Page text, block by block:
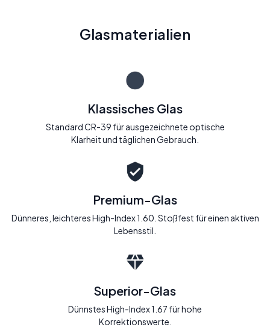
Glasmaterialien
Klassisches Glas
Standard CR-39 für ausgezeichnete optische
Klarheit und täglichen Gebrauch.
Premium-Glas
Dünneres, leichteres High-Index 1.60. Stoßfest für einen aktiven
Lebensstil.
Superior-Glas
Dünnstes High-Index 1.67 für hohe
Korrektionswerte.